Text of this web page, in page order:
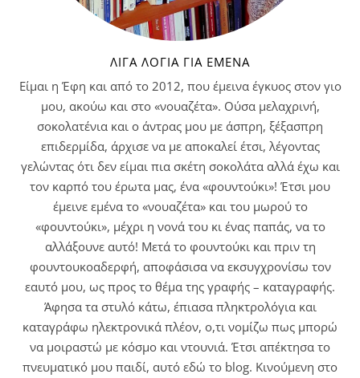
ΛΊΓΑ ΛΌΓΙΑ ΓΙΑ ΕΜΈΝΑ
Είμαι η Έφη και από το 2012, που έμεινα έγκυος στον γιο
μου, ακούω και στο «νουαζέτα». Ούσα μελαχρινή,
σοκολατένια και ο άντρας μου με άσπρη, ξέξασπρη
επιδερμίδα, άρχισε να με αποκαλεί έτσι, λέγοντας
γελώντας ότι δεν είμαι πια σκέτη σοκολάτα αλλά έχω και
τον καρπό του έρωτα μας, ένα «φουντούκι»! Έτσι μου
έμεινε εμένα το «νουαζέτα» και του μωρού το
«φουντούκι», μέχρι η νονά του κι ένας παπάς, να το
αλλάξουνε αυτό! Μετά το φουντούκι και πριν τη
φουντουκοαδερφή, αποφάσισα να εκσυγχρονίσω τον
εαυτό μου, ως προς το θέμα της γραφής – καταγραφής.
Άφησα τα στυλό κάτω, έπιασα πληκτρολόγια και
καταγράφω ηλεκτρονικά πλέον, ο,τι νομίζω πως μπορώ
να μοιραστώ με κόσμο και ντουνιά. Έτσι απέκτησα το
πνευματικό μου παιδί, αυτό εδώ το blog. Κινούμενη στο